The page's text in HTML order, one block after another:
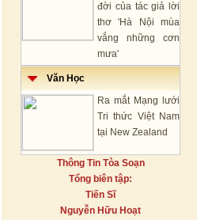
đời của tác giả lời
thơ 'Hà Nội mùa
vắng những cơn
mưa'
Văn Học
Ra mắt Mạng lưới
Tri thức Việt Nam
tại New Zealand
Thông Tin Tòa Soạn
Tổng biên tập:
Tiến Sĩ
Nguyễn Hữu Hoạt